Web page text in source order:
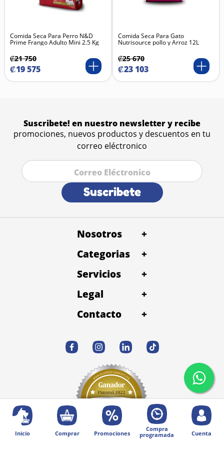
Inicio Comprar Promociones
Compra
programada
Cuenta
Comida Seca Para Perro N&D
Prime Frango Adulto Mini 2.5 Kg
₡21 750
₡19575
Comida Seca Para Gato
Nutrisource pollo y Arroz 12L
₡25 670
₡23103
Suscribete! en nuestro newsletter y recibe
promociones, nuevos productos y descuentos en tu
correo eléctronico
Suscribete
Nosotros
+
Categorias
+
Servicios
+
Legal
+
Contacto
+